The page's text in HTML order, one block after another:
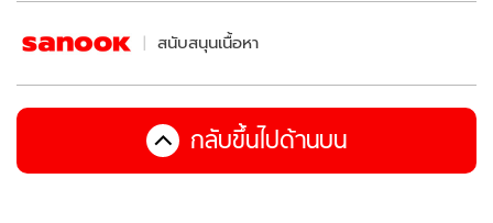
สนับสนุนเนื้อหา
กลับขึ้นไปด้านบน